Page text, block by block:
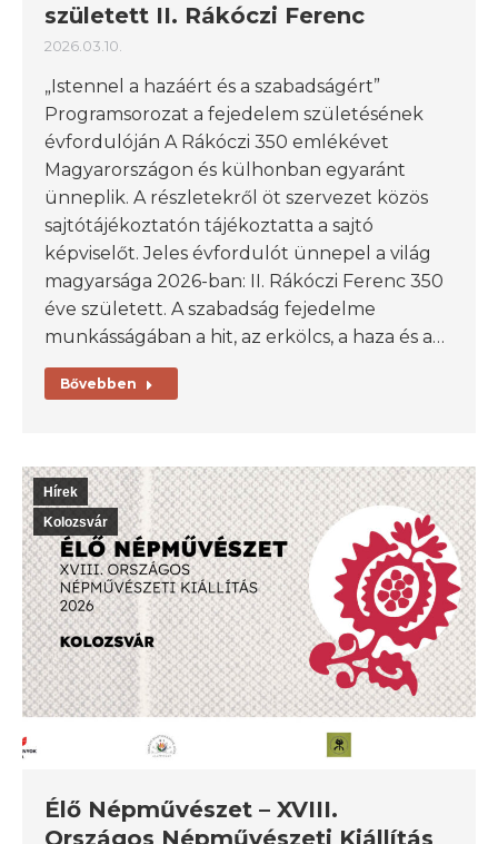
született II. Rákóczi Ferenc
2026.03.10.
„Istennel a hazáért és a szabadságért”
Programsorozat a fejedelem születésének
évfordulóján A Rákóczi 350 emlékévet
Magyarországon és külhonban egyaránt
ünneplik. A részletekről öt szervezet közös
sajtótájékoztatón tájékoztatta a sajtó
képviselőt. Jeles évfordulót ünnepel a világ
magyarsága 2026-ban: II. Rákóczi Ferenc 350
éve született. A szabadság fejedelme
munkásságában a hit, az erkölcs, a haza és a…
Bővebben
Hírek
Kolozsvár
Élő Népművészet – XVIII.
Országos Népművészeti Kiállítás